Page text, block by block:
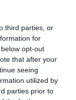
third parties, or
for
opt-out
that after your
seeing
utilized by
parties prior to